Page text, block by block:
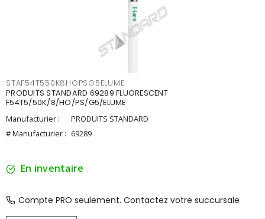
STAF54T550K8HOPSG5ELUME
PRODUITS STANDARD 69289 FLUORESCENT
F54T5/50K/8/HO/PS/G5/ELUME
Manufacturier :
PRODUITS STANDARD
# Manufacturier : 69289
En inventaire
Compte PRO seulement. Contactez votre succursale